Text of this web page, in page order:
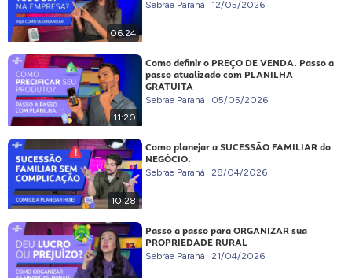
06:24
Sebrae Paraná 12/05/2026
11:20
Como definir o PREÇO DE VENDA. Passo a
passo atualizado com PLANILHA
GRATUITA
Sebrae Paraná 05/05/2026
10:28
Como planejar a SUCESSÃO FAMILIAR do
NEGÓCIO.
Sebrae Paraná 28/04/2026
Passo a passo para ORGANIZAR sua
PROPRIEDADE RURAL
Sebrae Paraná 21/04/2026